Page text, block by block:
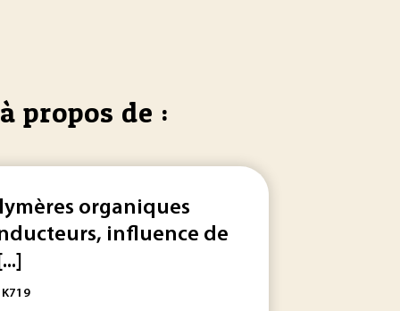
propos de :
organiques
influence de
K719